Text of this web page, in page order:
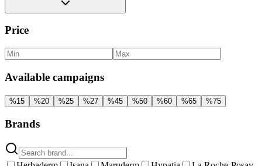
Price
Available campaigns
%15 %20 %25 %27 %45 %50 %60 %65 %75
Brands